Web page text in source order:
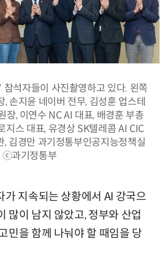
석자들이 사진촬영하고 있다. 왼쪽
손지윤 네이버 전무, 김성훈 업스테
장, 이연수 NC AI 대표, 배경훈 부총
지스 대표, 유경상 SK텔레콤 AI CIC
, 김경만 과기정통부인공지능정책실
ⓒ과기정통부
가 지속되는 상황에서 AI 강국으
많이 남지 않았고, 정부와 산업
민을 함께 나눠야 할 때임을 당